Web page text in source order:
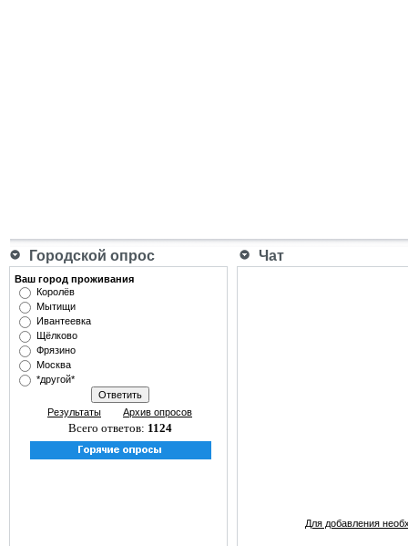
Городской опрос Чат
Ваш город проживания
Королёв
Мытищи
Ивантеевка
Щёлково
Фрязино
Москва
*другой*
Результаты Архив опросов
Всего ответов: 1124
Для добавления